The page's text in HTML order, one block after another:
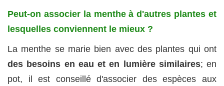
Peut‑on associer la menthe à d'autres plantes et
lesquelles conviennent le mieux ?
La menthe se marie bien avec des plantes qui ont
des besoins en eau et en lumière similaires; en
pot, il est conseillé d'associer des espèces aux